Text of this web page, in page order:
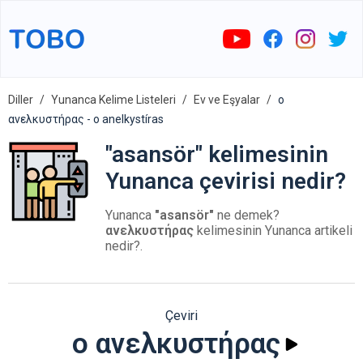
Diller Yunanca Kelime Listeleri Ev ve Eşyalar
ο
ανελκυστήρας - o anelkystíras
"asansör" kelimesinin
Yunanca çevirisi nedir?
Yunanca "asansör" ne demek?
ανελκυστήρας kelimesinin Yunanca artikeli
nedir?.
Çeviri
ο ανελκυστήρας